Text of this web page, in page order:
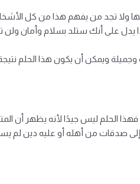
ولا تجد من يفهم هذا من كل
على أنك ستلد بسلام وأمان ولن
ويمكن أن يكون هذا الحلم
فهذا الحلم ليس جيدًا لأنه يظهر أن
صدقات من أهله أو عليه دين لم